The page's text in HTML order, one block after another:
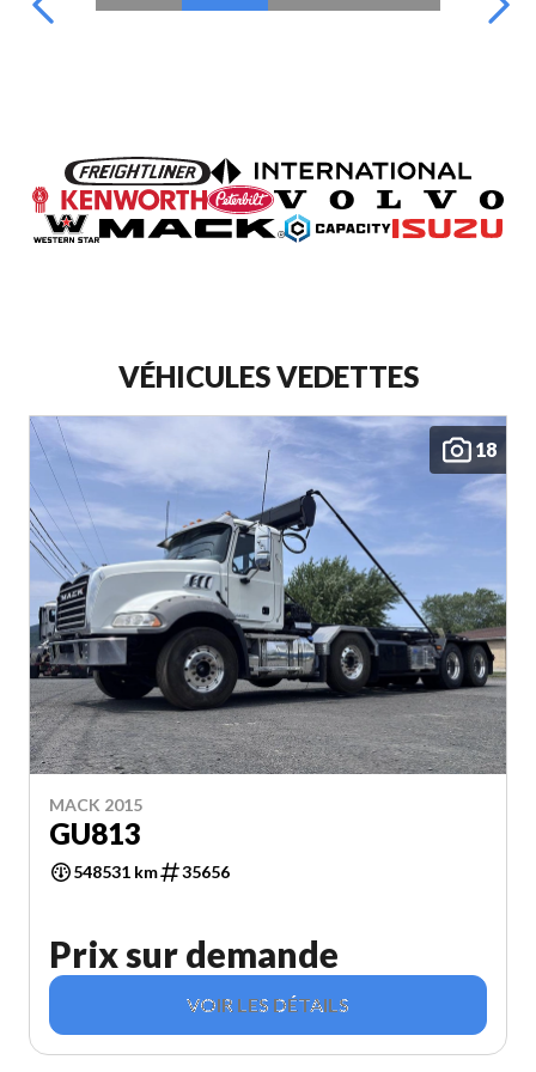
VÉHICULES VEDETTES
18
MACK 2015
GU813
548531 km 35656
Prix sur demande
VOIR LES DÉTAILS